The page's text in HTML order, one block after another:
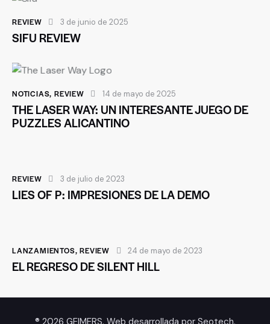
REVIEW 3 de junio de 2025
SIFU REVIEW
NOTICIAS,REVIEW 14 de mayo de 2025
THE LASER WAY: UN INTERESANTE JUEGO DE
PUZZLES ALICANTINO
REVIEW 3 de julio de 2023
LIES OF P: IMPRESIONES DE LA DEMO
LANZAMIENTOS,REVIEW 24 de mayo de 2023
EL REGRESO DE SILENT HILL
® 2026 GEIMERS. Web desarrollada por Seotech.